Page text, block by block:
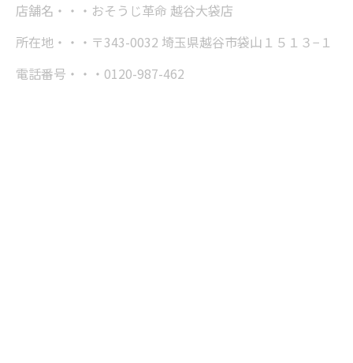
店舗名・・・おそうじ革命 越谷大袋店
所在地・・・〒343-0032 埼玉県越谷市袋山１５１３−１
電話番号・・・0120-987-462